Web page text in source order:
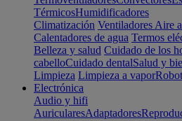
TérmicosHumidificadores
Climatización Ventiladores Aire
Calentadores de agua Termos
Belleza y salud Cuidado de los
cabelloCuidado dentalSalud y
Limpieza Limpieza a vapor
Electrónica
Audio y hifi
AuricularesAdaptadores